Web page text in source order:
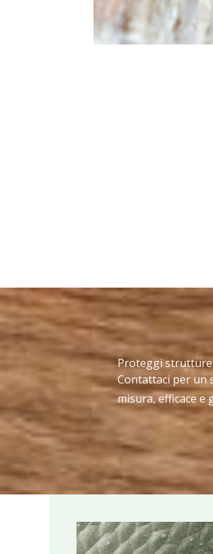
Proteggi
Contattaci per un
misura, efficace e